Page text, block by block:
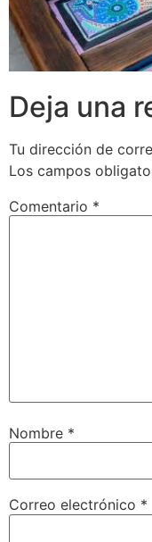
Deja una
Tu dirección de
Los campos
Comentario *
Nombre *
Correo electrónico *